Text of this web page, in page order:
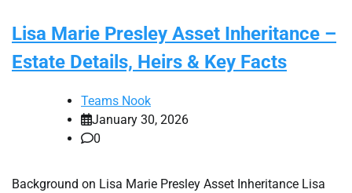
Lisa Marie Presley Asset Inheritance –
Estate Details, Heirs & Key Facts
Teams Nook
January 30, 2026
0
Background on Lisa Marie Presley Asset Inheritance Lisa